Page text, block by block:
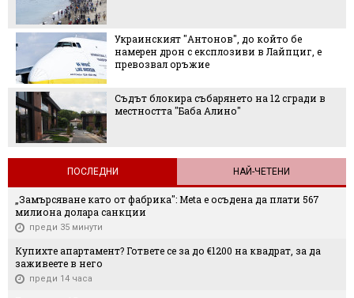
Украинският "Антонов", до който бе
намерен дрон с експлозиви в Лайпциг, е
превозвал оръжие
Съдът блокира събарянето на 12 сгради в
местността "Баба Алино"
ПОСЛЕДНИ НАЙ-ЧЕТЕНИ
„Замърсяване като от фабрика": Meta е осъдена да плати 567
милиона долара санкции
преди 35 минути
Купихте апартамент? Гответе се за до €1200 на квадрат, за да
заживеете в него
преди 14 часа